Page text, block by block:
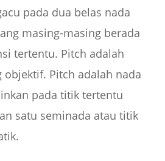
pada dua belas nada
masing-masing berada
tertentu. Pitch adalah
objektif. Pitch adalah nada
pada titik tertentu
satu seminada atau titik